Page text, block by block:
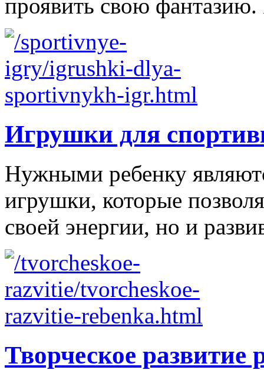
проявить свою
Игрушки для
Нужными ребенку
игрушки, которые
своей энергии, но и
Творческое развитие